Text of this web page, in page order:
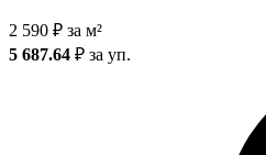
2 590 ₽ за м²
5 687.64 ₽ за уп.